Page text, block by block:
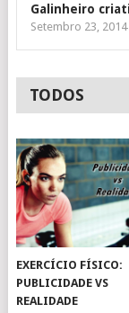
Galinheiro
Setembro 23, 2014
TODOS
EXERCÍCIO FÍSICO:
PUBLICIDADE VS
REALIDADE